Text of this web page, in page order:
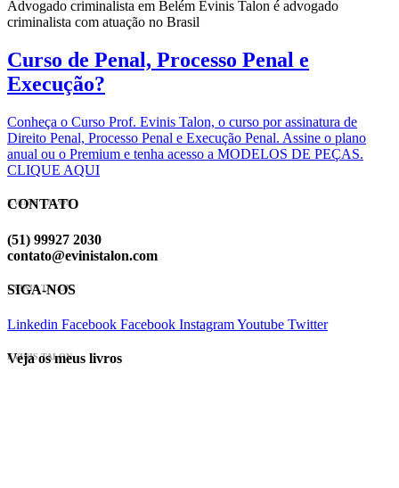
Advogado criminalista em Belém Evinis Talon é advogado
criminalista com atuação no Brasil
Curso de Penal, Processo Penal e
Execução?
Conheça o Curso Prof. Evinis Talon, o curso por assinatura de
Direito Penal, Processo Penal e Execução Penal. Assine o plano
anual ou o Premium e tenha acesso a MODELOS DE PEÇAS.
CLIQUE AQUI
EVINIS TALON
CONTATO
(51) 99927 2030
contato@evinistalon.com
EVINIS TALON
SIGA-NOS
Linkedin Facebook Facebook InstagramYoutube Twitter
EVINIS TALON
Veja os meus livros